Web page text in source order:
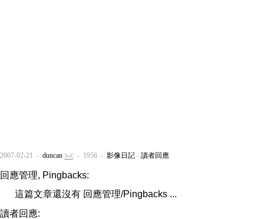
2007-02-21 - duncan - 1956 - 影像日記 - 讀者回應
回應管理, Pingbacks:
這篇文章還沒有 回應管理/Pingbacks ...
讀者回應: